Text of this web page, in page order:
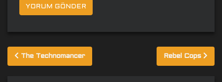
Yazı
gezinmesi
The Technomancer Rebel Cops